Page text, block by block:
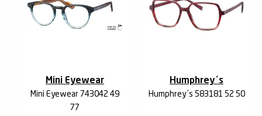
Mini Eyewear
Mini Eyewear 743042 49
77
Humphrey´s
Humphrey´s 583181 52 50